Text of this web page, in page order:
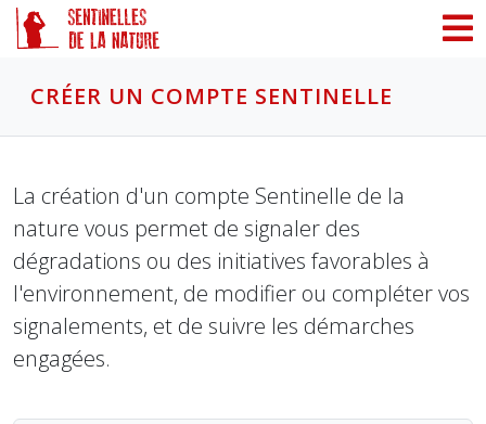
CRÉER UN COMPTE SENTINELLE
La création d'un compte Sentinelle de la
nature vous permet de signaler des
dégradations ou des initiatives favorables à
l'environnement, de modifier ou compléter vos
signalements, et de suivre les démarches
engagées.
Panneau de gestion des cookies